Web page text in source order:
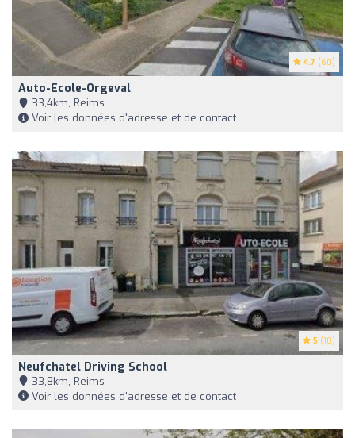
4.7 (60)
Auto-Ecole-Orgeval
33,4km, Reims
Voir les données d'adresse et de contact
5 (10)
Neufchatel Driving School
33,8km, Reims
Voir les données d'adresse et de contact